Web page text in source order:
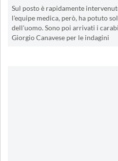
Sul posto è rapidamente
l'equipe medica, però, ha potuto
dell'uomo. Sono poi arrivati i
Giorgio Canavese per le indagini